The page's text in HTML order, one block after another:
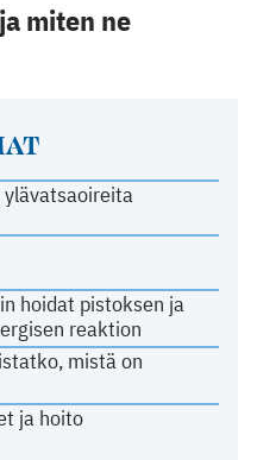
hoidat pistoksen ja
reaktion
mistä on
ja hoito
miten ne